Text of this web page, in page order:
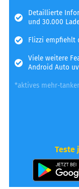
Detaillierte
und 30.000
Flizzi empfiehlt
Viele weitere
Android Auto
*aktives mehr-
Teste